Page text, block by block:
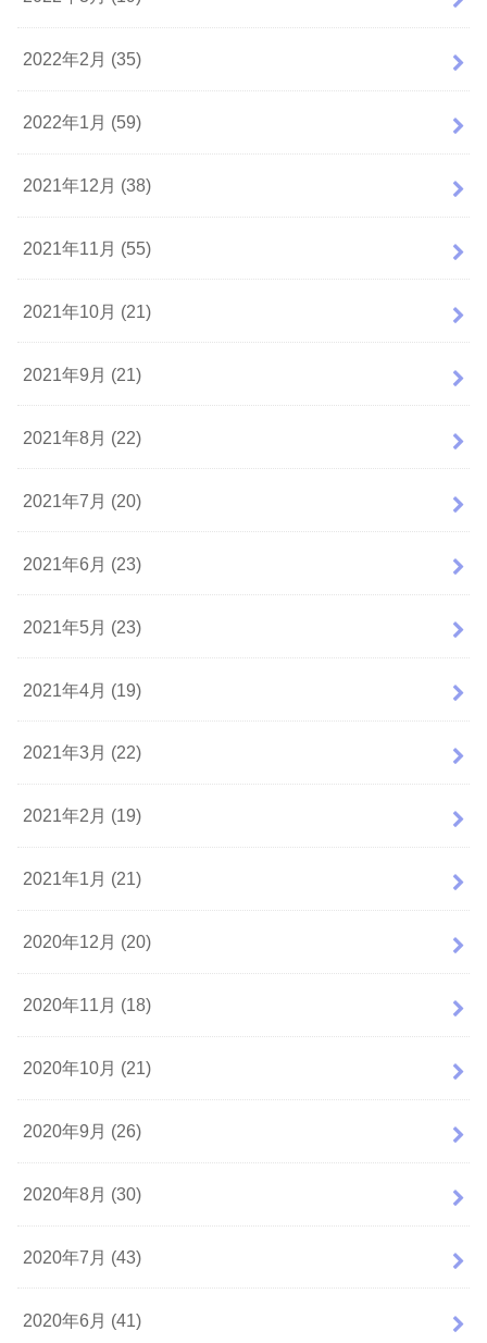
2022年2月 (35)
2022年1月 (59)
2021年12月 (38)
2021年11月 (55)
2021年10月 (21)
2021年9月 (21)
2021年8月 (22)
2021年7月 (20)
2021年6月 (23)
2021年5月 (23)
2021年4月 (19)
2021年3月 (22)
2021年2月 (19)
2021年1月 (21)
2020年12月 (20)
2020年11月 (18)
2020年10月 (21)
2020年9月 (26)
2020年8月 (30)
2020年7月 (43)
2020年6月 (41)